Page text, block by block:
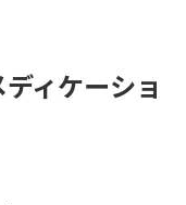
ィケーショ